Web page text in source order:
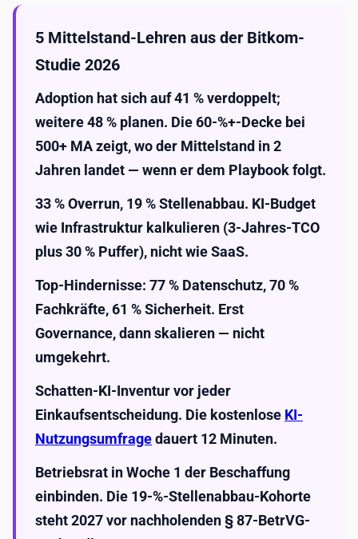
5 Mittelstand-Lehren aus der Bitkom-
Studie 2026
Adoption hat sich auf 41 % verdoppelt;
weitere 48 % planen. Die 60-%+-Decke bei
500+ MA zeigt, wo der Mittelstand in 2
Jahren landet — wenn er dem Playbook folgt.
33 % Overrun, 19 % Stellenabbau. KI-Budget
wie Infrastruktur kalkulieren (3-Jahres-TCO
plus 30 % Puffer), nicht wie SaaS.
Top-Hindernisse: 77 % Datenschutz, 70 %
Fachkräfte, 61 % Sicherheit. Erst
Governance, dann skalieren — nicht
umgekehrt.
Schatten-KI-Inventur vor jeder
Einkaufsentscheidung. Die kostenlose KI-
Nutzungsumfragedauert 12 Minuten.
Betriebsrat in Woche 1 der Beschaffung
einbinden. Die 19-%-Stellenabbau-Kohorte
steht 2027 vor nachholenden § 87-BetrVG-